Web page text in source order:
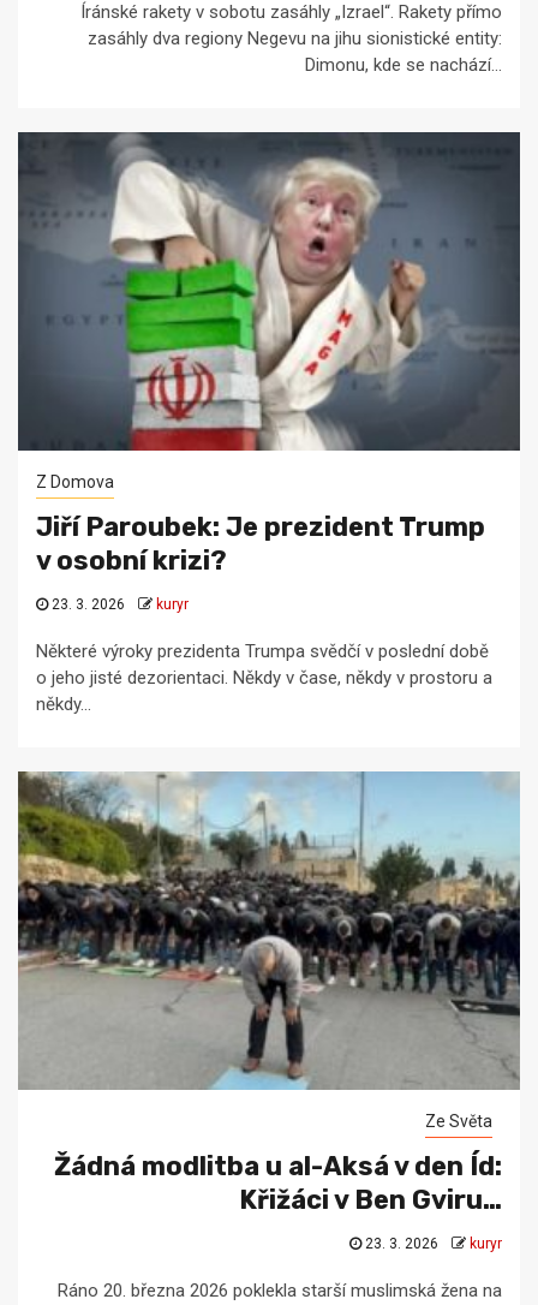
Íránské rakety v sobotu zasáhly „Izrael“. Rakety přímo
zasáhly dva regiony Negevu na jihu sionistické entity:
Dimonu, kde se nachází...
Z Domova
Jiří Paroubek: Je prezident Trump
v osobní krizi?
23. 3. 2026 kuryr
Některé výroky prezidenta Trumpa svědčí v poslední době
o jeho jisté dezorientaci. Někdy v čase, někdy v prostoru a
někdy...
Ze Světa
Žádná modlitba u al-Aksá v den Íd:
Křižáci v Ben Gviru…
23. 3. 2026 kuryr
Ráno 20. března 2026 poklekla starší muslimská žena na